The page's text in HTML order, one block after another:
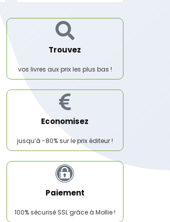
Trouvez
vos livres aux prix les plus bas !
Economisez
jusqu’à -80% sur le prix éditeur !
Paiement
100% sécurisé SSL grâce à Mollie !